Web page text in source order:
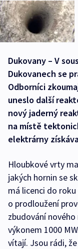
Dukovany – V
Dukovanech se
Odborníci
uneslo další
nový jaderný
na místě
elektrárny
Hloubkové vrty
jakých hornin se
má licenci do
o prodloužení
zbudování
výkonem 1000
vítají. Jsou rádi,